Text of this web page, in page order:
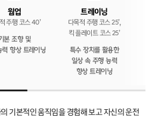
웜업
주행 코스 40’
본 조향 및
력 향상 트레이닝
트레이닝
다목적 주행 코스 25’,
킥 플레이트 코스 25’
특수 장치를 활용한
일상 속 주행 능력
향상 트레이닝
기본적인 움직임을 경험해 보고 자신의 운전